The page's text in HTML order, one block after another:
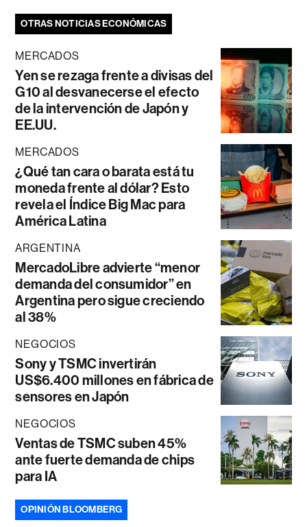
OTRAS NOTICIAS ECONÓMICAS
MERCADOS
Yen se rezaga frente a divisas del
G10 al desvanecerse el efecto
de la intervención de Japón y
EE.UU.
MERCADOS
¿Qué tan cara o barata está tu
moneda frente al dólar? Esto
revela el Índice Big Mac para
América Latina
ARGENTINA
MercadoLibre advierte “menor
demanda del consumidor” en
Argentina pero sigue creciendo
al 38%
NEGOCIOS
Sony y TSMC invertirán
US$6.400 millones en fábrica de
sensores en Japón
NEGOCIOS
Ventas de TSMC suben 45%
ante fuerte demanda de chips
para IA
OPINIÓN BLOOMBERG